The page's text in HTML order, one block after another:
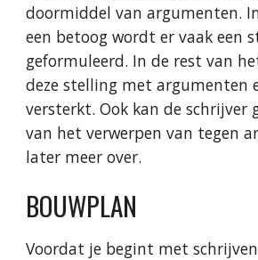
doormiddel van argumenten.
een betoog wordt er vaak een
geformuleerd. In de rest van
deze stelling met argumenten
versterkt. Ook kan de schrijver
van het verwerpen van tegen
later meer over.
BOUWPLAN
Voordat je begint met